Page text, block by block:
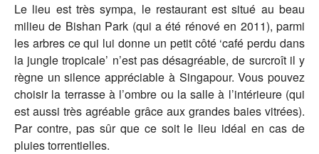
Le lieu est très sympa, le restaurant est situé au beau
milieu de Bishan Park (qui a été rénové en 2011), parmi
les arbres ce qui lui donne un petit côté ‘café perdu dans
la jungle tropicale’ n’est pas désagréable, de surcroît il y
règne un silence appréciable à Singapour. Vous pouvez
choisir la terrasse à l’ombre ou la salle à l’intérieure (qui
est aussi très agréable grâce aux grandes baies vitrées).
Par contre, pas sûr que ce soit le lieu idéal en cas de
pluies torrentielles.